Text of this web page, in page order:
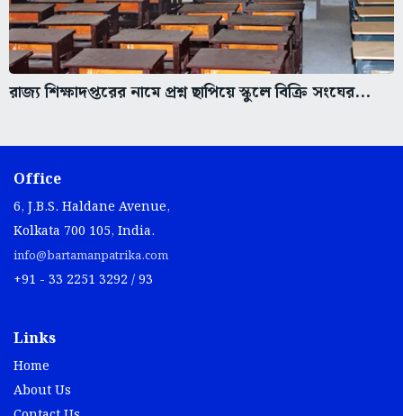
রাজ্য শিক্ষাদপ্তরের নামে প্রশ্ন ছাপিয়ে স্কুলে বিক্রি সংঘের...
Office
6, J.B.S. Haldane Avenue,
Kolkata 700 105, India.
info@bartamanpatrika.com
+91 - 33 2251 3292 / 93
Links
Home
About Us